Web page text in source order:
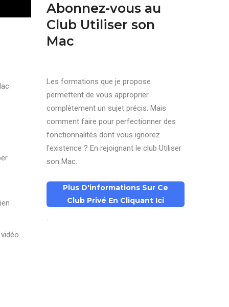
Abonnez-vous au
Club Utiliser son
Mac
Les formations que je propose
permettent de vous approprier
complètement un sujet précis. Mais
comment faire pour perfectionner des
fonctionnalités dont vous ignorez
l'existence ? En rejoignant le club Utiliser
son Mac.
Plus D'informations Sur Ce
Club Privé En Cliquant Ici
.